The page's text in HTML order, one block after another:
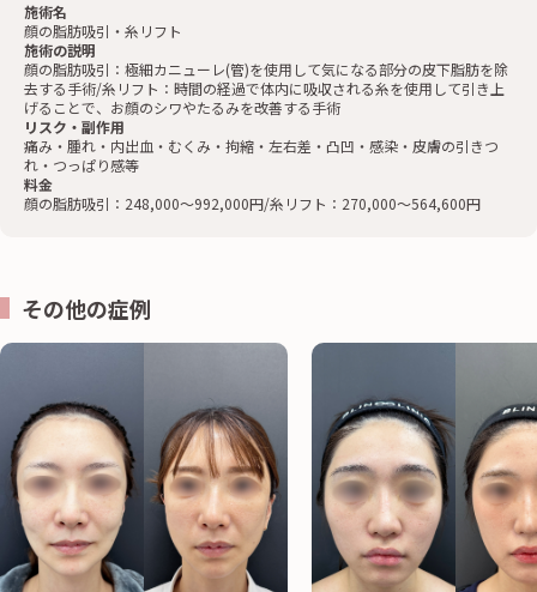
施術名
顔の脂肪吸引・糸リフト
施術の説明
顔の脂肪吸引：極細カニューレ(管)を使用して気になる部分の皮下脂肪を除
去する手術/糸リフト：時間の経過で体内に吸収される糸を使用して引き上
げることで、お顔のシワやたるみを改善する手術
リスク・副作用
痛み・腫れ・内出血・むくみ・拘縮・左右差・凸凹・感染・皮膚の引きつ
れ・つっぱり感等
料金
顔の脂肪吸引：248,000〜992,000円/糸リフト：270,000〜564,600円
その他の症例